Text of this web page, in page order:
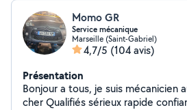
Momo GR
Service mécanique
Marseille (Saint-Gabriel)
4,7/5 (104 avis)
Présentation
Bonjour a tous, je suis mécanicien
cher Qualifiés sérieux rapide